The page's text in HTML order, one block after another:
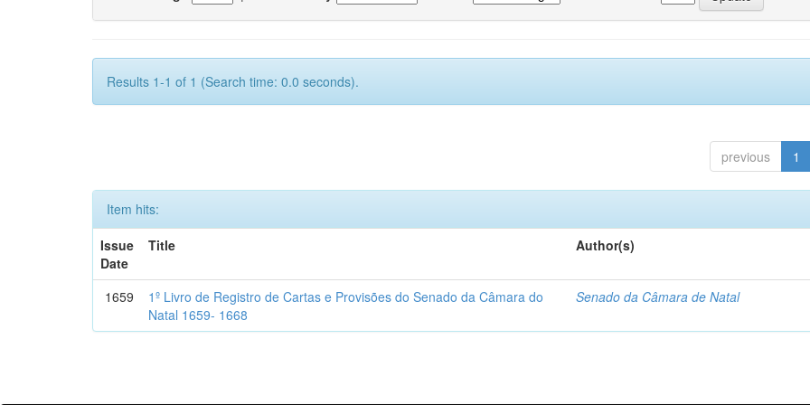
Results 1-1 of 1 (Search time: 0.0 seconds).
previous 1
Item hits:
Issue
Date
Title Author(s)
1659
1º Livro de Registro de Cartas e Provisões do Senado da Câmara do
Natal 1659- 1668
Senado da Câmara de Natal